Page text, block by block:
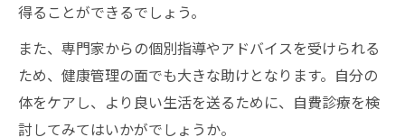
得ることができるでしょう。
また、専門家からの個別指導やアドバイスを受けられる
ため、健康管理の面でも大きな助けとなります。自分の
体をケアし、より良い生活を送るために、自費診療を検
討してみてはいかがでしょうか。